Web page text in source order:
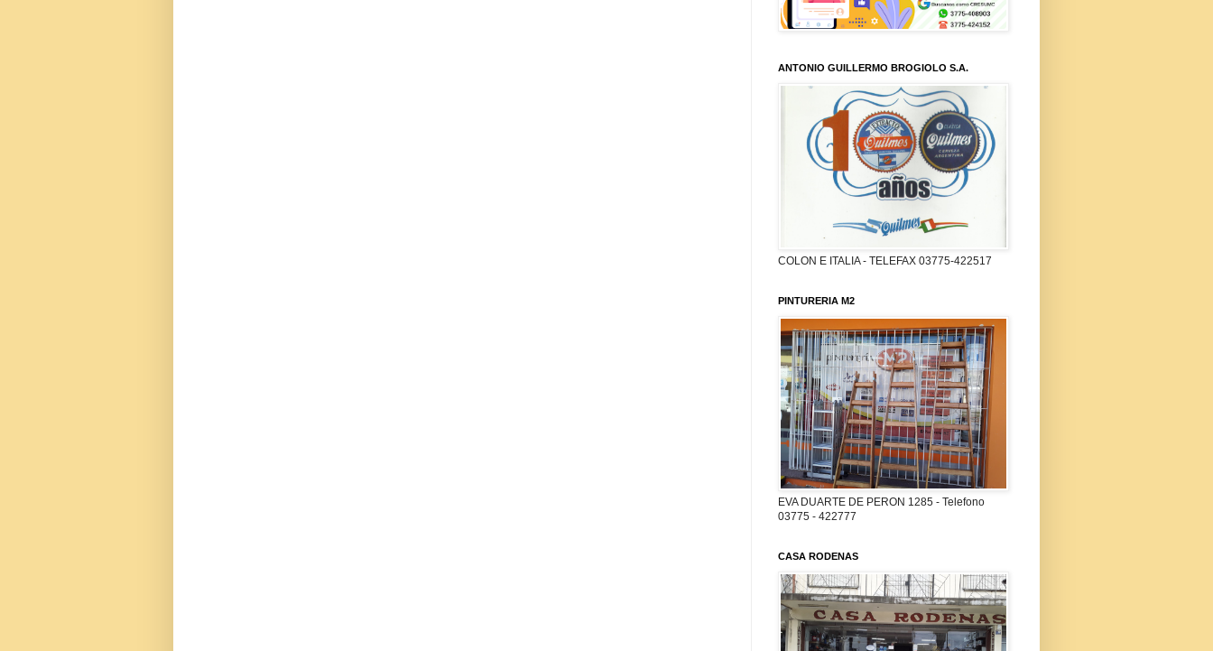
ANTONIO GUILLERMO BROGIOLO S.A.
COLON E ITALIA - TELEFAX 03775-422517
PINTURERIA M2
EVA DUARTE DE PERON 1285 - Telefono
03775 - 422777
CASA RODENAS